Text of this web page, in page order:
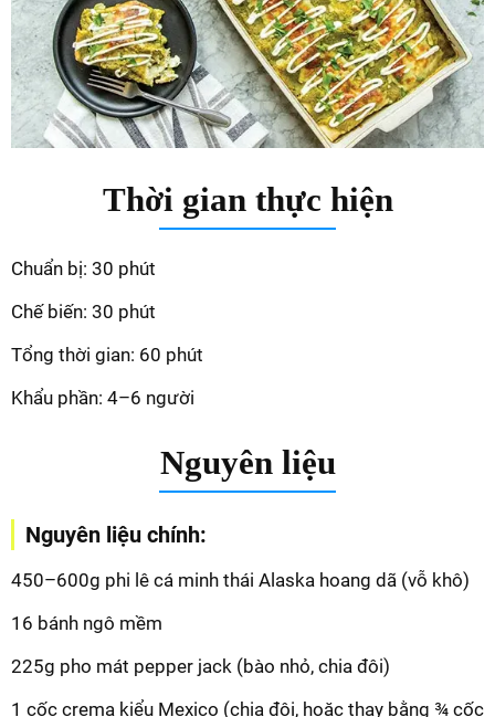
Thời gian thực hiện
Chuẩn bị: 30 phút
Chế biến: 30 phút
Tổng thời gian: 60 phút
Khẩu phần: 4–6 người
Nguyên liệu
Nguyên liệu chính:
450–600g phi lê cá minh thái Alaska hoang dã (vỗ khô)
16 bánh ngô mềm
225g pho mát pepper jack (bào nhỏ, chia đôi)
1 cốc crema kiểu Mexico (chia đôi, hoặc thay bằng ¾ cốc